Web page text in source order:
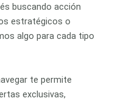
buscando acción
estratégicos o
algo para cada tipo
te permite
exclusivas,